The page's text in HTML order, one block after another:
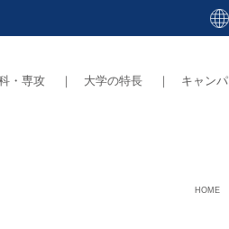
・専攻 ｜ 大学の特長 ｜ キャン
HOME